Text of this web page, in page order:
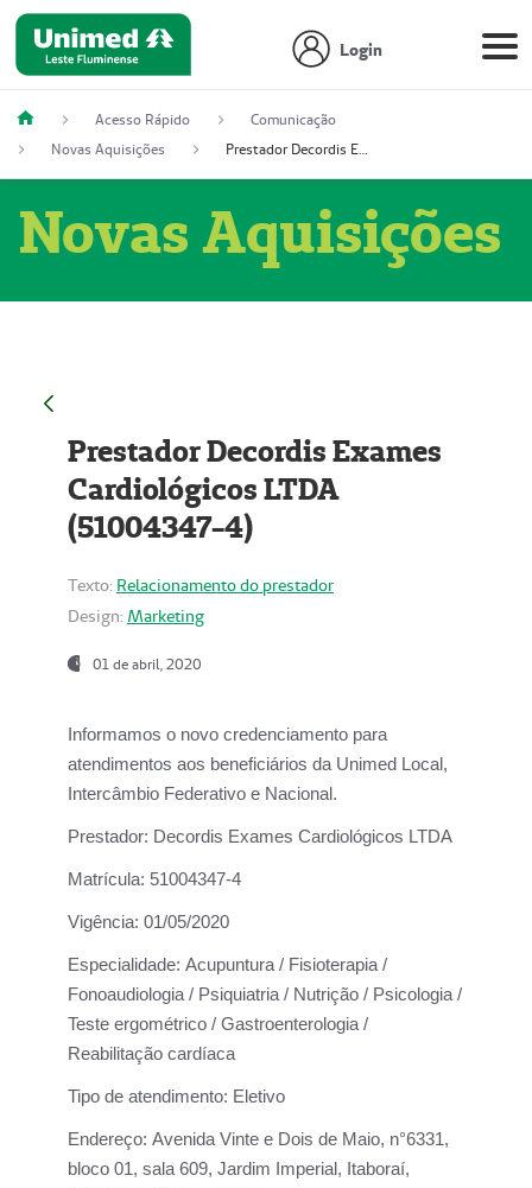
Login
Acesso Rápido
Comunicação
Novas Aquisições
Prestador Decordis Exames Cardiológicos LTDA (51004347-4)
Novas Aquisições
Prestador Decordis Exames
Cardiológicos LTDA
(51004347-4)
Texto: Relacionamento do prestador
Design: Marketing
01 de abril, 2020
Informamos o novo credenciamento para
atendimentos aos beneficiários da Unimed Local,
Intercâmbio Federativo e Nacional.
Prestador: Decordis Exames Cardiológicos LTDA
Matrícula: 51004347-4
Vigência: 01/05/2020
Especialidade: Acupuntura / Fisioterapia /
Fonoaudiologia / Psiquiatria / Nutrição / Psicologia /
Teste ergométrico / Gastroenterologia /
Reabilitação cardíaca
Tipo de atendimento: Eletivo
Endereço: Avenida Vinte e Dois de Maio, n°6331,
bloco 01, sala 609, Jardim Imperial, Itaboraí,